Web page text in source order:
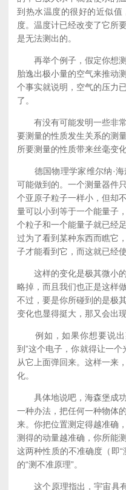
到热水温度的很好的近似
度。温度计已经改变了它所
是无法测出的。
再举个例子，假定你想测
胎逸出极小量的空气来推动
个事实就说明，空气的压力
了。
有没有可能发明一些非常
要测量的性质发生关系的测
所要测量的性质带来丝毫变
德国物理学家维尔纳·海
可能做到的。一个测量器件
个亚原子粒子一样小，但却
量可以小到等于一个能量子
个粒子和一个能量子就已经
过为了看到某种东西而瞧它
子才能看到它，而这就已经
这样的变化是极其微小的
略掉，而且我们也正是这样
不过，要是你所碰到的是极
变化也显得挺大，那又会出
例如，如果你想要说出
到”这个电子，你就得让一个
从它上面弹回来。这样一来
化。
具体地说吧，海森堡成功
一种办法，把任何一种物体
来。你把位置测定得越准确
测得的动量越准确，你所能
这两种性质的不准确度（即
的“测不准原理”。
这个原理指出，宇宙具有